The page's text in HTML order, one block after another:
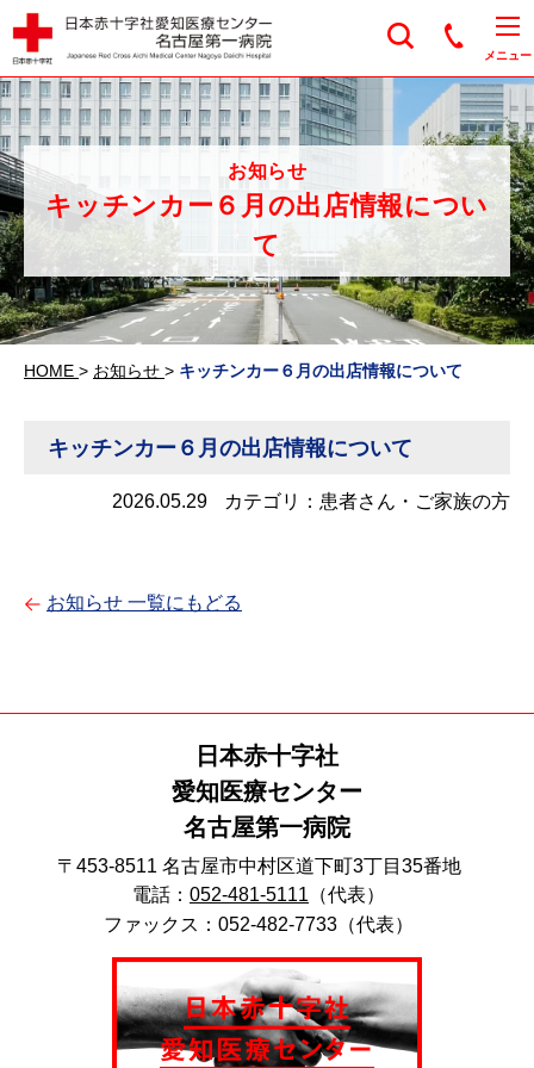
メニュー
お知らせ
キッチンカー６月の出店情報につい
て
HOME > お知らせ > キッチンカー６月の出店情報について
キッチンカー６月の出店情報について
2026.05.29 カテゴリ：患者さん・ご家族の方
お知らせ 一覧にもどる
日本赤十字社
愛知医療センター
名古屋第一病院
〒453-8511 名古屋市中村区道下町3丁目35番地
電話： 052-481-5111 （代表）
ファックス：052-482-7733（代表）